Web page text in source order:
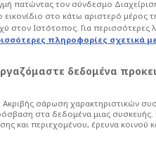
-
χαφ. Ο Ευάγγελος
του
δύο ομάδων
φέτος το
πατώντας τον σύνδεσμο
στο κάτω αριστερό μέρος
στον Ιστότοπος. Για περισσότερες
πληροφορίες σχετικά
δεδομένα
σάρωση χαρακτηριστικών
στα δεδομένα μιας συσκευής.
και περιεχομένου, έρευνα κοινού